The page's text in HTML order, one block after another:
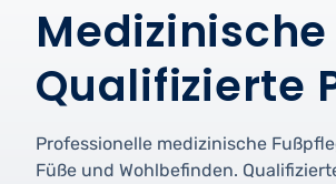
Qualifizierte
Professionelle medizinische
Füße und Wohlbefinden.